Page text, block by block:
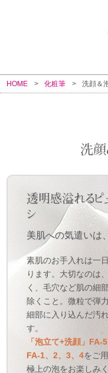
HOME 化粧筆 洗顔＆
洗顔
透明感溢れる
シ
美肌への気遣いは
素肌のお手入れは一
ります。大切なのは
く、毛穴など肌の細
除くこと。微粒で弾
細部に入り込んだ汚
す。
「泡立て+洗顔」FA-
FA-1、2、3、4をご
極上の泡をお楽しみく